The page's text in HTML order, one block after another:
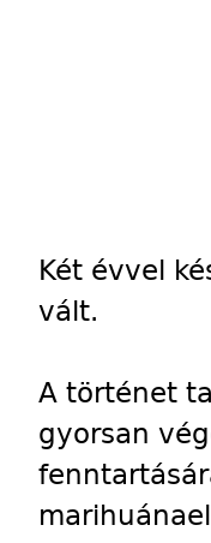
Két évvel
vált.
A történet
gyorsan